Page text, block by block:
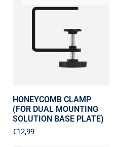
HONEYCOMB CLAMP
(FOR DUAL MOUNTING
SOLUTION BASE PLATE)
€12,99